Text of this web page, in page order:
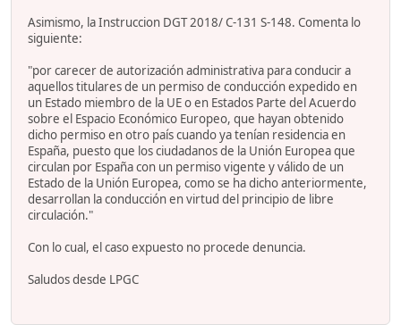
Asimismo, la Instruccion DGT 2018/ C-131 S-148. Comenta lo
siguiente:
"por carecer de autorización administrativa para conducir a
aquellos titulares de un permiso de conducción expedido en
un Estado miembro de la UE o en Estados Parte del Acuerdo
sobre el Espacio Económico Europeo, que hayan obtenido
dicho permiso en otro país cuando ya tenían residencia en
España, puesto que los ciudadanos de la Unión Europea que
circulan por España con un permiso vigente y válido de un
Estado de la Unión Europea, como se ha dicho anteriormente,
desarrollan la conducción en virtud del principio de libre
circulación."
Con lo cual, el caso expuesto no procede denuncia.
Saludos desde LPGC